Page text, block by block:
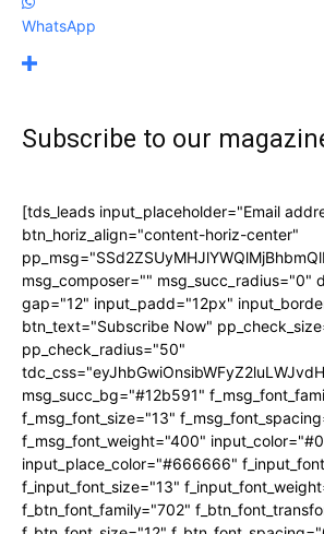
WhatsApp
Subscribe to our
[tds_leads input_placeholder="Email
btn_horiz_align="content-horiz-center"
msg_composer="" msg_succ_radius="0"
gap="12" input_padd="12px"
btn_text="Subscribe Now"
pp_check_radius="50"
msg_succ_bg="#12b591"
f_msg_font_size="13"
f_msg_font_weight="400"
input_place_color="#666666"
f_input_font_size="13"
f_btn_font_family="702"